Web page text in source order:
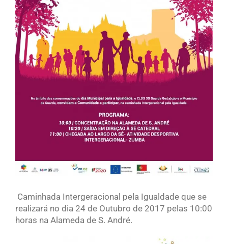
Caminhada Intergeracional pela Igualdade que se
realizará no dia 24 de Outubro de 2017 pelas 10:00
horas na Alameda de S. André.